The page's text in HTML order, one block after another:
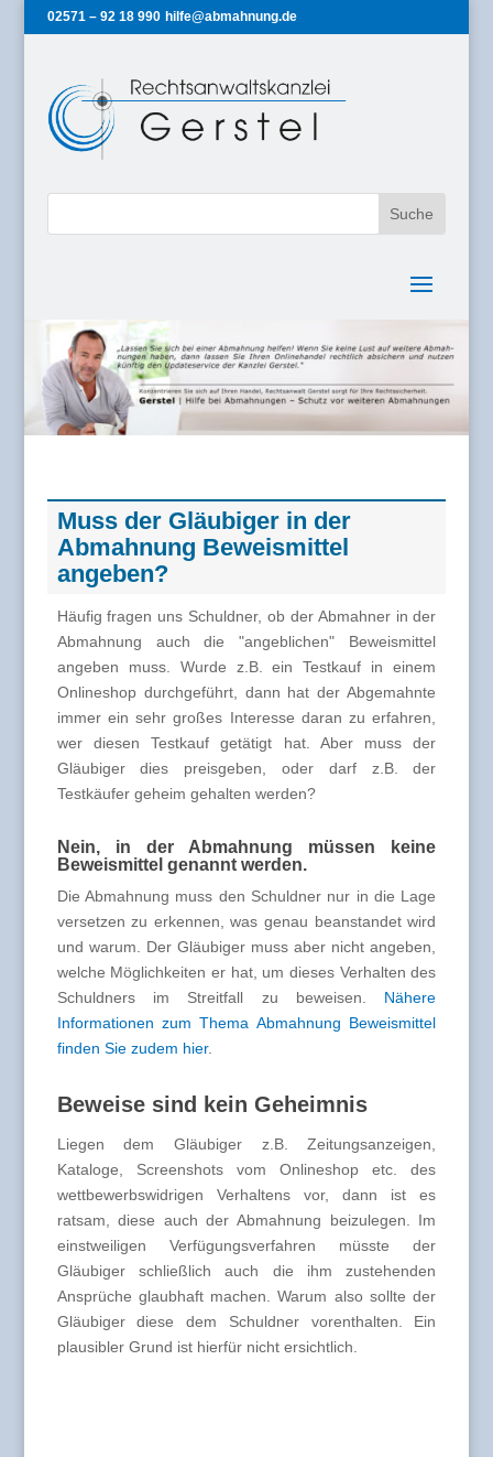
02571 – 92 18 990 hilfe@abmahnung.de
Muss der Gläubiger in der
Abmahnung Beweismittel
angeben?
Häufig fragen uns Schuldner, ob der Abmahner in der
Abmahnung auch die "angeblichen" Beweismittel
angeben muss. Wurde z.B. ein Testkauf in einem
Onlineshop durchgeführt, dann hat der Abgemahnte
immer ein sehr großes Interesse daran zu erfahren,
wer diesen Testkauf getätigt hat. Aber muss der
Gläubiger dies preisgeben, oder darf z.B. der
Testkäufer geheim gehalten werden?
Nein, in der Abmahnung müssen keine
Beweismittel genannt werden.
Die Abmahnung muss den Schuldner nur in die Lage
versetzen zu erkennen, was genau beanstandet wird
und warum. Der Gläubiger muss aber nicht angeben,
welche Möglichkeiten er hat, um dieses Verhalten des
Schuldners im Streitfall zu beweisen. Nähere
Informationen zum Thema Abmahnung Beweismittel
finden Sie zudem hier.
Beweise sind kein Geheimnis
Liegen dem Gläubiger z.B. Zeitungsanzeigen,
Kataloge, Screenshots vom Onlineshop etc. des
wettbewerbswidrigen Verhaltens vor, dann ist es
ratsam, diese auch der Abmahnung beizulegen. Im
einstweiligen Verfügungsverfahren müsste der
Gläubiger schließlich auch die ihm zustehenden
Ansprüche glaubhaft machen. Warum also sollte der
Gläubiger diese dem Schuldner vorenthalten. Ein
plausibler Grund ist hierfür nicht ersichtlich.